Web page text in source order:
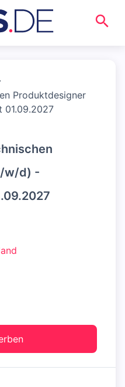
Produktdesigner
01.09.2027
w/d) -